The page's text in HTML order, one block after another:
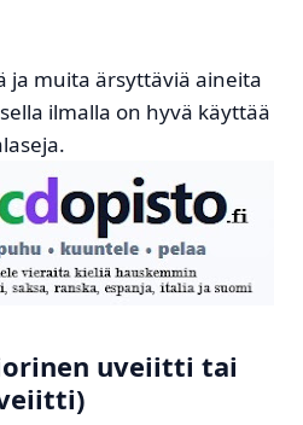
ja muita ärsyttäviä aineita
ilmalla on hyvä käyttää
uveiitti tai